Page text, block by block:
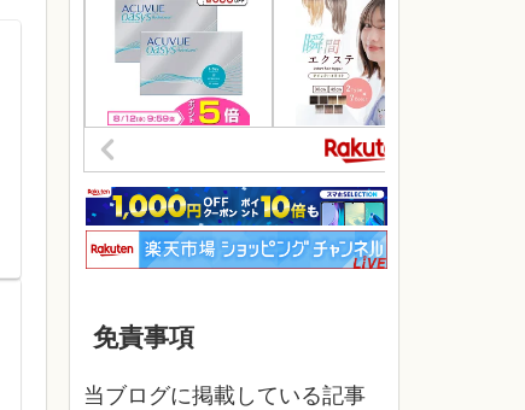
免責事項
当ブログに掲載している記事